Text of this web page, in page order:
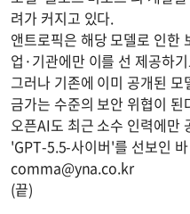
려가 커지고 있다.
앤트로픽은 해당 모델로 인한
업·기관에만 이를 선 제공하
그러나 기존에 이미 공개된
금가는 수준의 보안 위협이 된
오픈AI도 최근 소수 인력에만
'GPT-5.5-사이버'를 선보인
comma@yna.co.kr
(끝)